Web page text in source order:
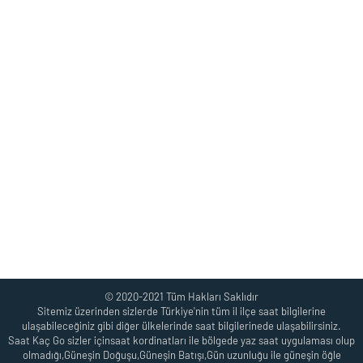
© 2020-2021 Tüm Hakları Saklıdır
Sitemiz üzerinden sizlerde Türkiye'nin tüm il ilçe saat bilgilerine
ulaşabileceğiniz gibi diğer ülkelerinde saat bilgilerinede ulaşabilirsiniz.
Saat Kaç Go sizler içinsaat kordinatları ile bölgede yaz saat uygulaması olup
olmadığı,Güneşin Doğuşu,Güneşin Batışı,Gün uzunluğu ile güneşin öğle